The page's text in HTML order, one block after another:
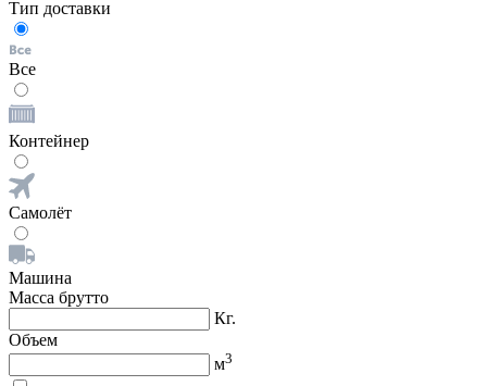
Тип доставки
Все
Контейнер
Самолёт
Машина
Масса брутто
Кг.
Объем
м3